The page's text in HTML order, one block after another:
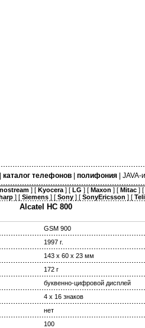
каталог телефонов| полифония| JAVA-
] [ Kyocera] [ LG ] [ Maxon ] [ Mitac] [
] [ Siemens] [ Sony] [ SonyEricsson ] [
Alcatel HC 800
GSM 900
1997 г.
143 х 60 х 23 мм
172 г
буквенно-цифровой дисплей
4 x 16 знаков
нет
100